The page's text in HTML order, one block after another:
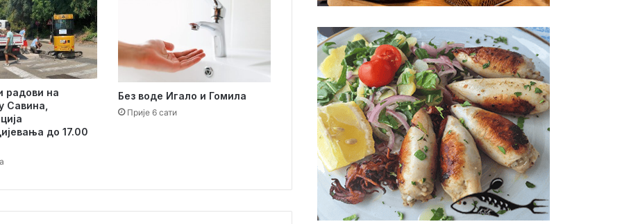
с
т
и
л
и
п
о
д
о
е
радови на
Савина,
до 17.00
Без воде Игало и Гомила
Прије 6 сати